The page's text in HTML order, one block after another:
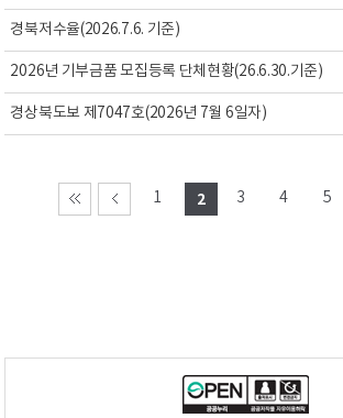
경북저수율(2026.7.6. 기준)
2026년 기부금품 모집등록 단체현황(26.6.30.기준)
경상북도보 제7047호(2026년 7월 6일자)
1 2 3 4 5